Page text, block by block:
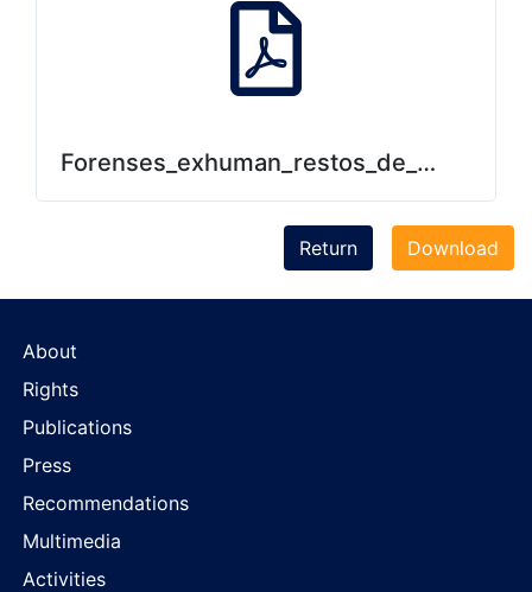
Download
Return
About
Rights
Publications
Press
Recommendations
Multimedia
Activities